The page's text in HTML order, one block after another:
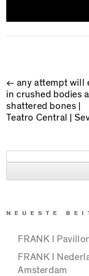
← any attempt will
in crushed bodies
shattered bones |
Teatro Central |
NEUESTE
FRANK I
FRANK I
Amsterdam